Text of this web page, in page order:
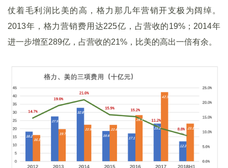
仗着毛利润比美的高，格力那几年营销开支极为阔绰。
2013年，格力营销费用达225亿，占营收的19%；2014年
进一步增至289亿，占营收的21%，比美的高出一倍有余。